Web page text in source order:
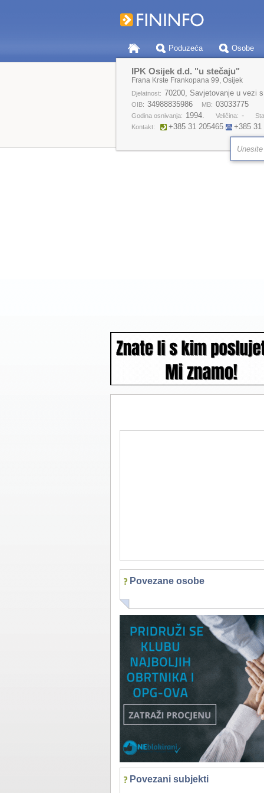
Poduzeća Osobe
IPK Osijek d.d. "u stečaju"
Frana Krste Frankopana 99, Osijek
Djelatnost: 70200, Savjetovanje u vezi
OIB: 34988835986 MB: 03033775
Godina osnivanja: 1994. Veličina: -
Kontakt:
+385 31 205465 +385 31
Povezane osobe
Povezani subjekti